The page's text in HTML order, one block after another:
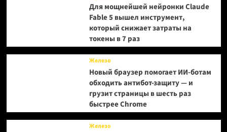
адаптациейДля мощнейшей нейронки Claude
Fable 5 вышел инструмент,
который снижает затраты на
токены в 7 раз
Железо
Новый браузер помогает ИИ-ботам
обходить антибот-защиту — и
грузит страницы в шесть раз
быстрее Chrome
Железо